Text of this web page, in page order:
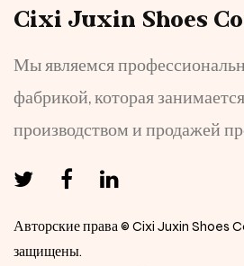
Cixi Juxin Shoes
Мы являемся
фабрикой, которая
производством и продажей
Авторские права © Cixi Juxin Shoes
защищены.